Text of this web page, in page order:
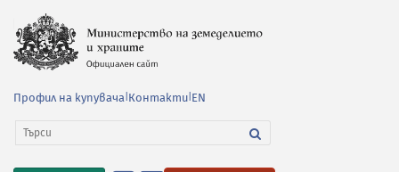
Профил на купувача Контакти EN